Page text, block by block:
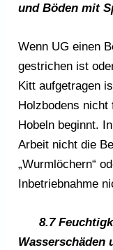
und Böden mit
Wenn UG einen
gestrichen ist
Kitt aufgetragen
Holzbodens
Hobeln beginnt.
Arbeit nicht die
„Wurmlöchern“
Inbetriebnahme
8.7
Wasserschäden